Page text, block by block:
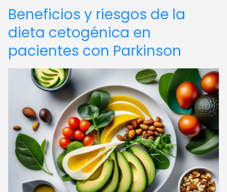
Beneficios y riesgos de la
dieta cetogénica en
pacientes con Parkinson